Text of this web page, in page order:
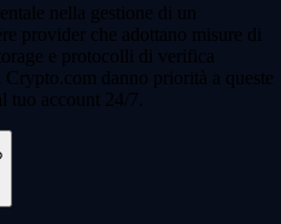
nella gestione di un
provider che adottano misure di
e protocolli di verifica
danno priorità a queste
tuo account 24/7.